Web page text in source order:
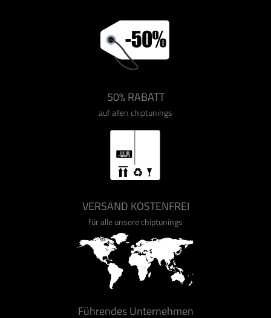
50% RABATT
auf allen chiptunings
VERSAND KOSTENFREI
für alle unsere chiptunings
Führendes Unternehmen